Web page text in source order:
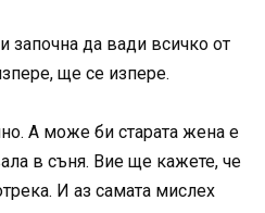
започна да вади всичко от
ще се изпере.
А може би старата жена е
в съня. Вие ще кажете, че
И аз самата мислех